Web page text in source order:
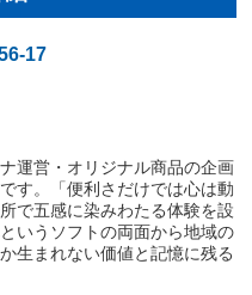
17
運営・オリジナル商品の企画
す。「便利さだけでは心は動
で五感に染みわたる体験を設
いうソフトの両面から地域の
生まれない価値と記憶に残る